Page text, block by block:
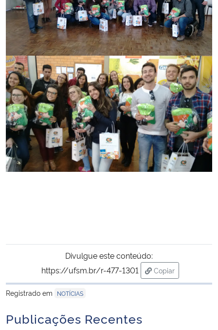
Divulgue este conteúdo:
https://ufsm.br/r-477-1301
Copiar
para área de
Registrado em
NOTÍCIAS
Publicações Recentes